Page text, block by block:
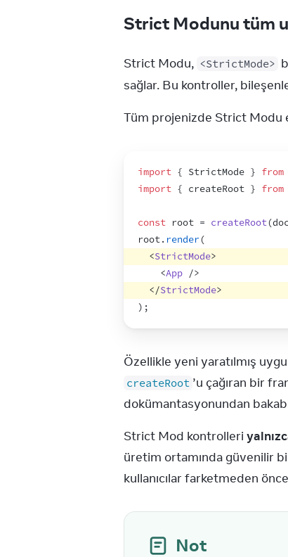
Strict Modunu tüm
Strict Modu, <StrictMode>
sağlar. Bu kontroller,
Tüm projenizde Strict Modu
import { StrictMode } from
import { createRoot } from
const root = createRoot(
root. render(
<StrictMode>
<App />
</StrictMode>
) ;
createRoot ’u çağıran bir
dokümantasyonundan
Strict Mod kontrolleri
üretim ortamında güvenilir
kullanıcılar farketmeden
Not